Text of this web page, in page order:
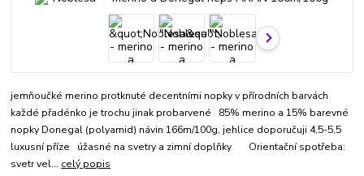
jemňoučké merino protknuté decentními nopky v přírodních barvách
každé přadénko je trochu jinak probarvené 85% merino a 15% barevné
nopky Donegal (polyamid) návin 166m/100g, jehlice doporučuji 4,5-5,5
luxusní příze úžasné na svetry a zimní doplňky Orientační spotřeba:
svetr vel... celý popis